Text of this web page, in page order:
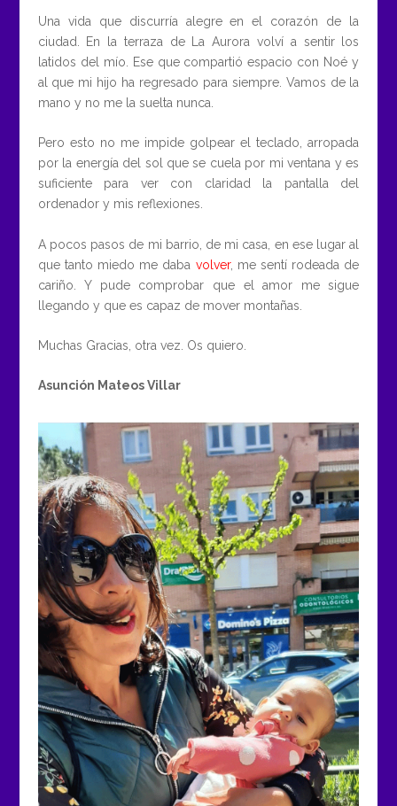
Una vida que discurría alegre en el corazón de la
ciudad. En la terraza de La Aurora volví a sentir los
latidos del mío. Ese que compartió espacio con Noé y
al que mi hijo ha regresado para siempre. Vamos de la
mano y no me la suelta nunca.
Pero esto no me impide golpear el teclado, arropada
por la energía del sol que se cuela por mi ventana y es
suficiente para ver con claridad la pantalla del
ordenador y mis reflexiones.
A pocos pasos de mi barrio, de mi casa, en ese lugar al
que tanto miedo me daba volver, me sentí rodeada de
cariño. Y pude comprobar que el amor me sigue
llegando y que es capaz de mover montañas.
Muchas Gracias, otra vez. Os quiero.
Asunción Mateos Villar